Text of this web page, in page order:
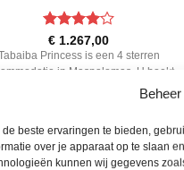
de beste ervaringen te bieden,
over je apparaat op te slaan
kunnen wij gegevens
Gewaardeerd
4uit 5
€ 1.267,00
Princess is een 4 sterren
in Maspalomas. U boekt
reis direct bij onze partner TUI. Nu
PRIJZEN EN BOEKEN